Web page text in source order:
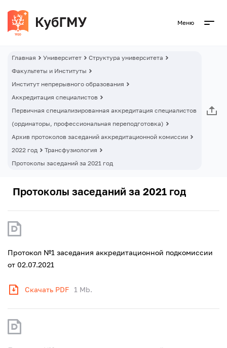
Меню
Главная Университет
Структура университета
Факультеты и Институты
Институт непрерывного образования
Аккредитация специалистов
Первичная специализированная аккредитация специалистов
(ординаторы, профессиональная переподготовка)
Архив протоколов заседаний аккредитационной комиссии
2022 год
Трансфузиология
Протоколы заседаний за 2021 год
Протоколы заседаний за 2021 год
Протокол №1 заседания аккредитационной подкомиссии
от 02.07.2021
Скачать PDF 1 Mb.